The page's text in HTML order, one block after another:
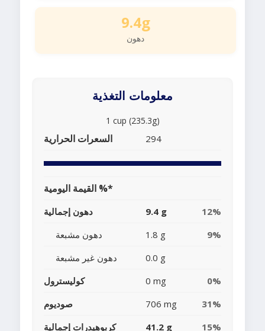
9.4g
دهون
معلومات التغذية
1 cup (235.3g)
السعرات الحرارية 294
القيمة اليومية %*
دهون إجمالية 9.4 g
12%
دهون مشبعة
1.8 g
9%
دهون غير مشبعة
0.0 g
كوليسترول
0 mg
0%
صوديوم
706 mg
31%
كربوهيدرات إجمالية
41.2 g 15%